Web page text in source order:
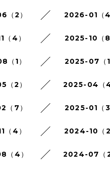
（2） 2026-01（4
4） 2025-10（8
（1） 2025-07（1
（2） 2025-04（4
（7） 2025-01（3
4） 2024-10（2
（4） 2024-07（2